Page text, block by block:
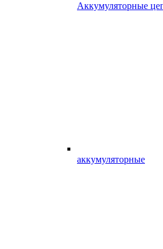
Аккумуляторные
аккумуляторные